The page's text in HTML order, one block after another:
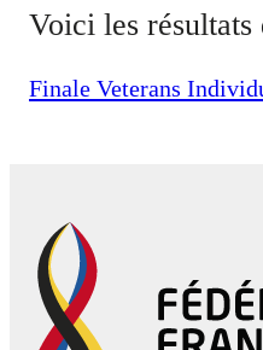
Voici les
Finale Veterans